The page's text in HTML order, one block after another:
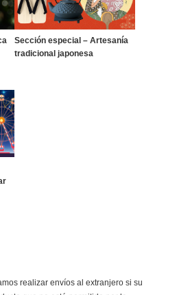
Sección especial – Artesanía
tradicional japonesa
realizar envíos al extranjero si su